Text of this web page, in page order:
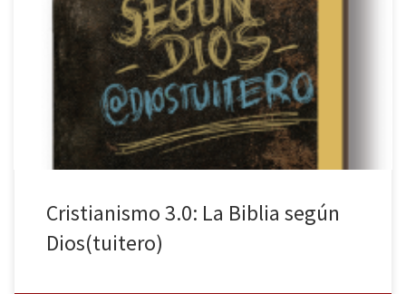
Reseñar la Biblia parecería hoy, para el lector español, un
anacronismo, porque poco hay que decir sobre el argumento que
no sea ya conocido. Sin embargo, por más que la Biblia sea el
libro más vendido de la historia de Occidente y uno de los que
podremos encontrar en más […]
Cristianismo 3.0: La Biblia según
Dios(tuitero)